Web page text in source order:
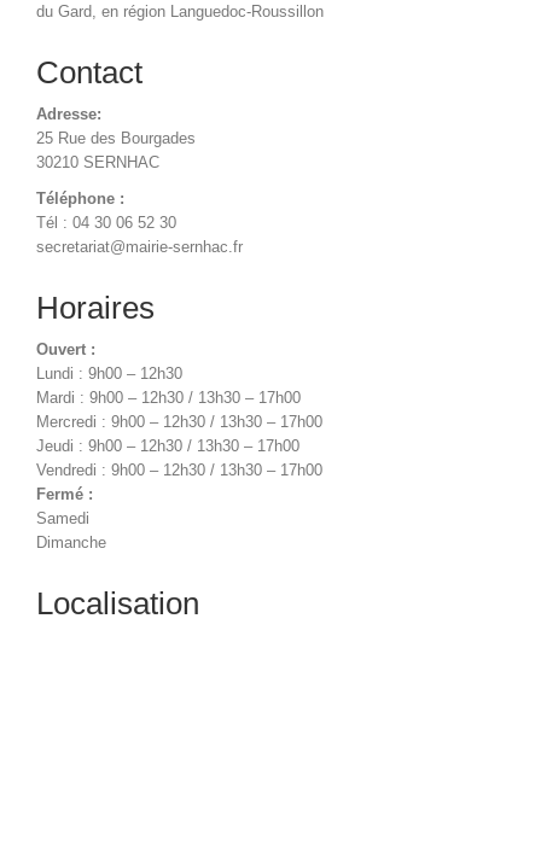
du Gard, en région Languedoc-Roussillon
Contact
Adresse:
25 Rue des Bourgades
30210 SERNHAC
Téléphone :
Tél : 04 30 06 52 30
secretariat@mairie-sernhac.fr
Horaires
Ouvert :
Lundi : 9h00 – 12h30
Mardi : 9h00 – 12h30 / 13h30 – 17h00
Mercredi : 9h00 – 12h30 / 13h30 – 17h00
Jeudi : 9h00 – 12h30 / 13h30 – 17h00
Vendredi : 9h00 – 12h30 / 13h30 – 17h00
Fermé :
Samedi
Dimanche
Localisation